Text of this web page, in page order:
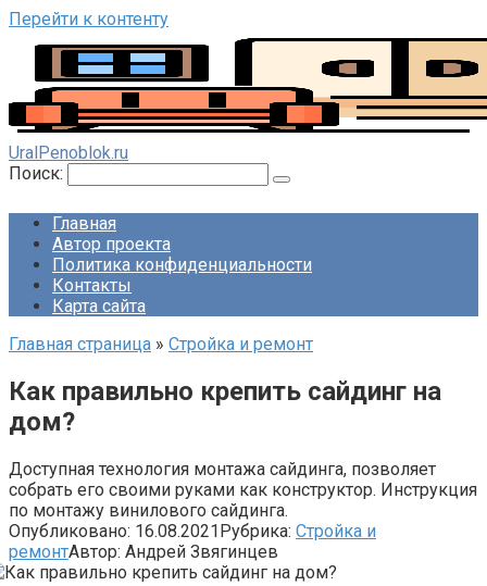
Перейти к контенту
UralPenoblok.ru
Поиск:
Главная
Автор проекта
Политика конфиденциальности
Контакты
Карта сайта
Главная страница » Стройка и ремонт
Как правильно крепить сайдинг на
дом?
Доступная технология монтажа сайдинга, позволяет
собрать его своими руками как конструктор. Инструкция
по монтажу винилового сайдинга.
Опубликовано: 16.08.2021Рубрика: Стройка и
ремонтАвтор: Андрей Звягинцев